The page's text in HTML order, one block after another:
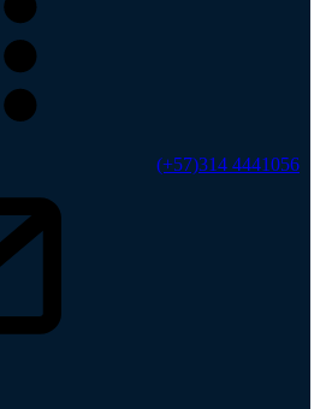
(+57)314 4441056